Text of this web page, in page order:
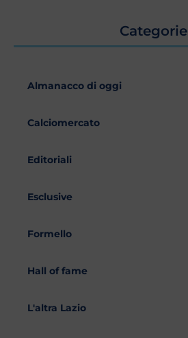
Categorie
Almanacco di oggi
Calciomercato
Editoriali
Esclusive
Formello
Hall of fame
L'altra Lazio